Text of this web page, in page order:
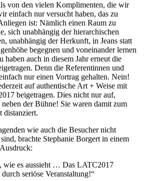
von den vielen Komplimenten, die wir
einfach nur versucht haben, das zu
ist: Nämlich einen Raum zu
sich unabhängig der hierarchischen
unabhängig der Herkunft, in Jeans statt
begegnen und voneinander lernen
haben auch in diesem Jahr erneut die
Denn die Referentinnen und
nur einen Vortrag gehalten. Nein!
auf authentische Art + Weise mit
beigetragen. Dies nicht nur auf,
der Bühne! Sie waren damit zum
distanziert.
wie auch die Besucher nicht
brachte Stephanie Borgert in einem
wie es aussieht … Das LATC2017
seriöse Veranstaltung!“